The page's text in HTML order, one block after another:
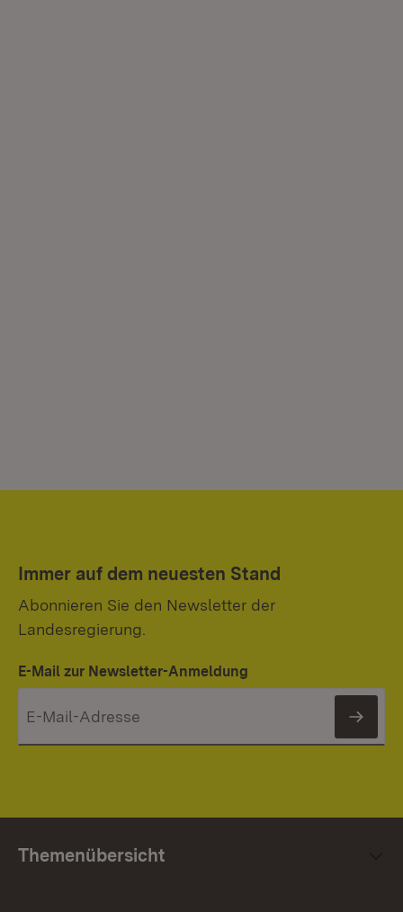
Immer auf dem neuesten Stand
Abonnieren Sie den Newsletter der
Landesregierung.
E-Mail zur Newsletter-Anmeldung
Themenübersicht